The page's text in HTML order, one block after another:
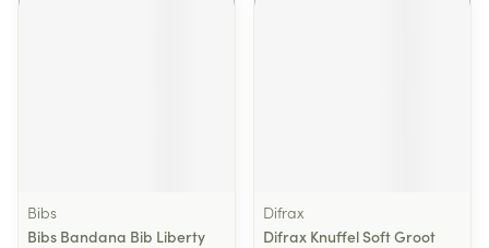
Bibs
Bibs Bandana Bib Liberty
Difrax
Difrax Knuffel Soft Groot